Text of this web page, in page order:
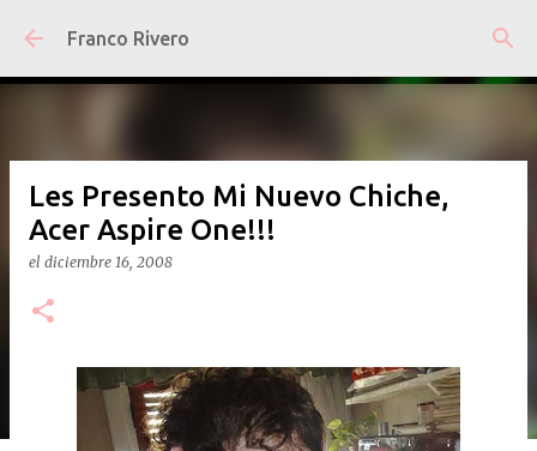
Ir al contenido principal
Franco Rivero
Les Presento Mi Nuevo Chiche,
Acer Aspire One!!!
el diciembre 16, 2008